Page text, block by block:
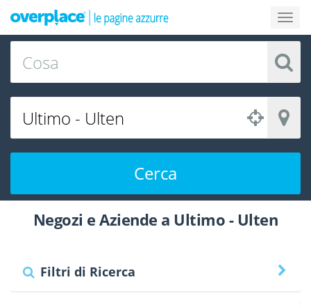
Cerca
Negozi e Aziende a Ultimo - Ulten
Filtri di Ricerca